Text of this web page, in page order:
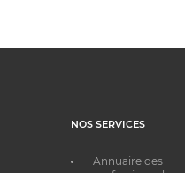
NOS SERVICES
Annuaire des